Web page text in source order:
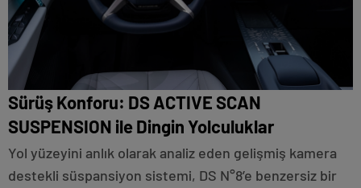
Sürüş Konforu: DS ACTIVE SCAN
SUSPENSION ile Dingin Yolculuklar
Yol yüzeyini anlık olarak analiz eden gelişmiş kamera
destekli süspansiyon sistemi, DS N°8’e benzersiz bir